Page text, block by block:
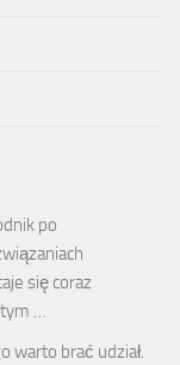
po
się coraz
tym …
warto brać udział.